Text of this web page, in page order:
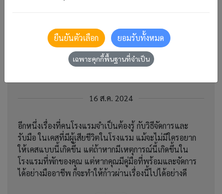
Death in property! ทำไงดี? หากมี
คนเสียชีวิตในโรงแรม
16 ส.ค. 2024
อีกหนึ่งเรื่องที่คนโรงแรมจำเป็นต้องรู้ กับวิธีจัดการและ
รับมือ ในเคสที่มีผู้เสียชีวิตในโรงแรม แม้จะไม่มีใครอยาก
ให้เคสแบบนี้เกิดขึ้น แต่ถ้าหากมีเหตุการณ์นี้เกิดขึ้นใน
โรงแรมที่พักของคุณ แต่หากคุณมีคู่มือที่พร้อมและจัดการ
ได้อย่างมืออาชีพ ก็จะทำให้ก้าวผ่านเรื่องนี้ไปได้อย่างดี
ยืนยันตัวเลือก ยอมรับทั้งหมด
เฉพาะคุกกี้พื้นฐานที่จำเป็น